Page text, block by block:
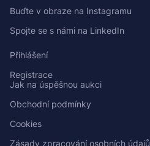
Buďte v obraze na Instagramu
Spojte se s námi na LinkedIn
Přihlášení
Registrace
Jak na úspěšnou aukci
Obchodní podmínky
Cookies
Zásady zpracování osobních údajů